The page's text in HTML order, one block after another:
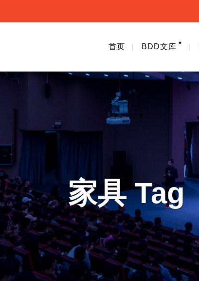
首页 BDD文库
家具 Tag